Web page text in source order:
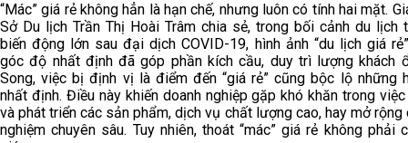
“Mác” giá rẻ không hẳn là hạn chế, nhưng luôn có tính hai mặt.
Sở Du lịch Trần Thị Hoài Trâm chia sẻ, trong bối cảnh du lịch
biến động lớn sau đại dịch COVID-19, hình ảnh “du lịch giá
góc độ nhất định đã góp phần kích cầu, duy trì lượng khách
Song, việc bị định vị là điểm đến “giá rẻ” cũng bộc lộ những
nhất định. Điều này khiến doanh nghiệp gặp khó khăn trong
và phát triển các sản phẩm, dịch vụ chất lượng cao, hay mở rộng
nghiệm chuyên sâu. Tuy nhiên, thoát “mác” giá rẻ không phải